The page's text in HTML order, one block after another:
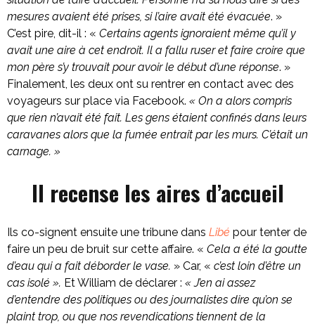
mesures avaient été prises, si l’aire avait été évacuée. »
C’est pire, dit-il : « Certains agents ignoraient même qu’il y
avait une aire à cet endroit. Il a fallu ruser et faire croire que
mon père s’y trouvait pour avoir le début d’une réponse. »
Finalement, les deux ont su rentrer en contact avec des
voyageurs sur place via Facebook. « On a alors compris
que rien n’avait été fait. Les gens étaient confinés dans leurs
caravanes alors que la fumée entrait par les murs. C’était un
carnage. »
Il recense les aires d’accueil
Ils co-signent ensuite une tribune dans Libé pour tenter de
faire un peu de bruit sur cette affaire. « Cela a été la goutte
d’eau qui a fait déborder le vase. » Car, « c’est loin d’être un
cas isolé ». Et William de déclarer : « J’en ai assez
d’entendre des politiques ou des journalistes dire qu’on se
plaint trop, ou que nos revendications tiennent de la